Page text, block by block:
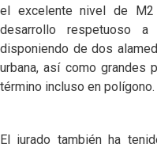
el excelente nivel de
desarrollo respetuoso
disponiendo de dos
urbana, así como grandes
término incluso en polígono.
El jurado también ha